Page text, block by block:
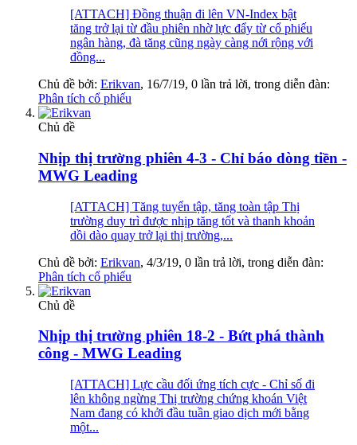
[ATTACH] Đồng thuận đi lên VN-Index bật
tăng trở lại từ đầu phiên nhờ lực đẩy từ cổ phiếu
ngân hàng, đà tăng cũng ngày càng nới rộng với
đồng...
Chủ đề bởi: Erikvan, 16/7/19, 0 lần trả lời, trong diễn đàn:
Phân tích cổ phiếu
Chủ đề
Nhịp thị trường phiên 4-3 - Chỉ báo dòng tiền -
MWG Leading
[ATTACH] Tăng tuyển tập, tăng toàn tập Thị
trường duy trì được nhịp tăng tốt và thanh khoản
dồi dào quay trở lại thị trường,...
Chủ đề bởi: Erikvan, 4/3/19, 0 lần trả lời, trong diễn đàn:
Phân tích cổ phiếu
Chủ đề
Nhịp thị trường phiên 18-2 - Bứt phá thành
công - MWG Leading
[ATTACH] Lực cầu đối ứng tích cực - Chỉ số đi
lên không ngừng Thị trường chứng khoán Việt
Nam đang có khởi đầu tuần giao dịch mới bằng
một...